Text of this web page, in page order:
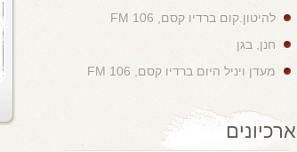
להיטון.קום ברדיו קסם, 106 FM
חנן, בגן
מעדן ויניל היום ברדיו קסם, 106 FM
ארכיונים